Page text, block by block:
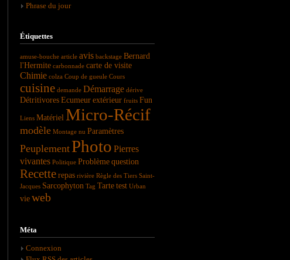
Phrase du jour
Étiquettes
amuse-bouche article avis backstage Bernard
l'Hermite carbonnade carte de visite
Chimie colza Coup de gueule Cours
cuisine demande Démarrage dérive
Détritivores Ecumeur extérieur fruits Fun
Liens Matériel Micro-Récif
modèle Montage nu Paramètres
Peuplement Photo Pierres
vivantes Politique Problème question
Recette repas rivière Règle des Tiers Saint-
Jacques Sarcophyton Tag Tarte test Urban
vie web
Méta
Connexion